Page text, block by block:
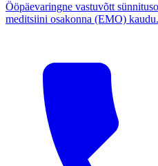
Ööpäevaringne vastuvõtt
meditsiini osakonna (EMO)